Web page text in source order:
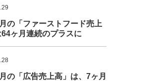
の「ファーストフード売上
ヶ月連続のプラスに
の「広告売上高」は、7ヶ月